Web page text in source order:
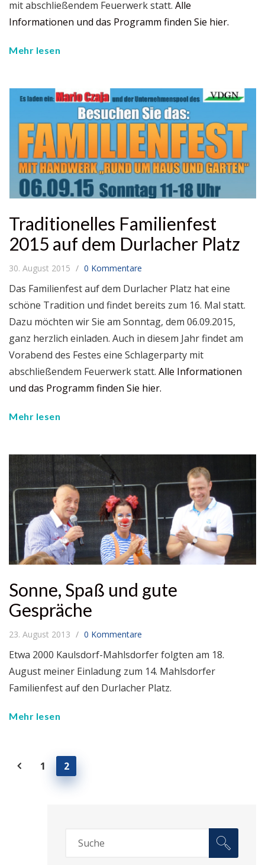
mit abschließendem Feuerwerk statt. Alle
Informationen und das Programm finden Sie hier.
Mehr lesen
Traditionelles Familienfest
2015 auf dem Durlacher Platz
30. August 2015 0 Kommentare
Das Familienfest auf dem Durlacher Platz hat eine
schöne Tradition und findet bereits zum 16. Mal statt.
Dazu möchten wir Sie am Sonntag, dem 06.09.2015,
ganz herzlich einladen. Auch in diesem Jahr findet am
Vorabend des Festes eine Schlagerparty mit
abschließendem Feuerwerk statt. Alle Informationen
und das Programm finden Sie hier.
Mehr lesen
Sonne, Spaß und gute
Gespräche
23. August 2013 0 Kommentare
Etwa 2000 Kaulsdorf-Mahlsdorfer folgten am 18.
August meiner Einladung zum 14. Mahlsdorfer
Familienfest auf den Durlacher Platz.
Mehr lesen
1 2